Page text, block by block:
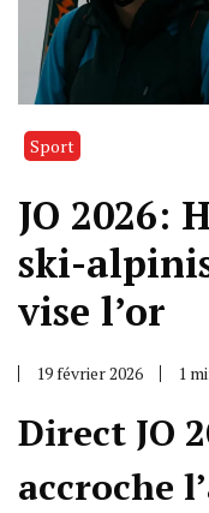
Sport
JO 2026:
ski-
vise l’or
19 février 2026 1
Direct JO
accroche